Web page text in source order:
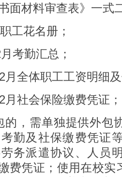
面材料审查表》一式
工花名册；
考勤汇总；
月全体职工工资明细
月社会保险缴费凭证；
的，需单独提供外包
勤及社保缴费凭证
务派遣协议、人员
费凭证；使用在校实